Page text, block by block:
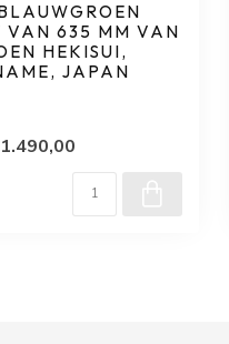
VAN 635 MM VAN
HEKISUI,
JAPAN